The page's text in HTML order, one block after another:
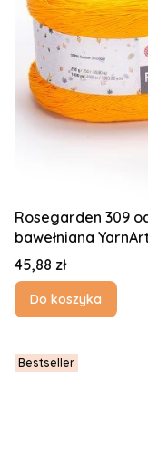
Rosegarden 309
bawełniana
Cena
45,88 zł
Do koszyka
Bestseller